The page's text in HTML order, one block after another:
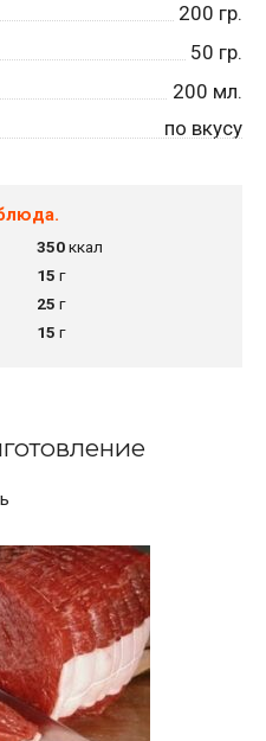
200 гр.
50 гр.
200 мл.
по вкусу
350ккал
15 г
25 г
15 г